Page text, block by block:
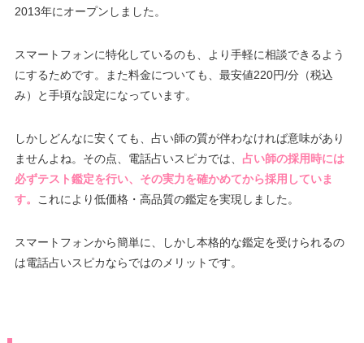
2013年にオープンしました。
スマートフォンに特化しているのも、より手軽に相談できるよう
にするためです。また料金についても、最安値220円/分（税込
み）と手頃な設定になっています。
しかしどんなに安くても、占い師の質が伴わなければ意味があり
ませんよね。その点、電話占いスピカでは、 占い師の採用時には
必ずテスト鑑定を行い、その実力を確かめてから採用していま
す。
これにより低価格・高品質の鑑定を実現しました。
スマートフォンから簡単に、しかし本格的な鑑定を受けられるの
は電話占いスピカならではのメリットです。